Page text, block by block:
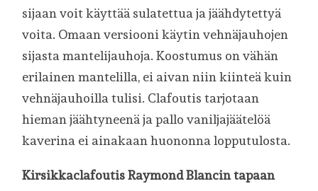
sijaan voit käyttää sulatettua ja jäähdytettyä
voita. Omaan versiooni käytin vehnäjauhojen
sijasta mantelijauhoja. Koostumus on vähän
erilainen mantelilla, ei aivan niin kiinteä kuin
vehnäjauhoilla tulisi. Clafoutis tarjotaan
hieman jäähtyneenä ja pallo vaniljajäätelöä
kaverina ei ainakaan huononna lopputulosta.
Kirsikkaclafoutis Raymond Blancin tapaan